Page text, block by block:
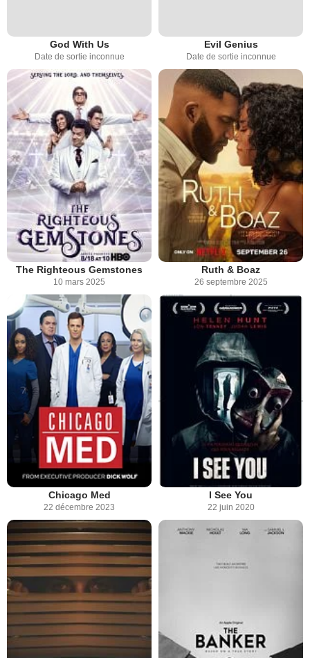
God With Us
Date de sortie inconnue
Evil Genius
Date de sortie inconnue
The Righteous Gemstones
10 mars 2025
Ruth & Boaz
26 septembre 2025
Chicago Med
22 décembre 2023
I See You
22 juin 2020